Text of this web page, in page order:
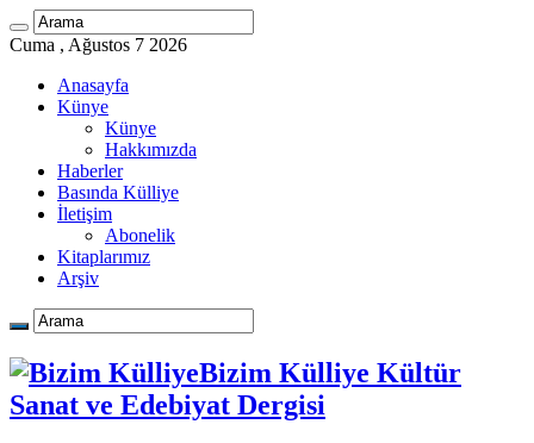
Cuma , Ağustos 7 2026
Anasayfa
Künye
Künye
Hakkımızda
Haberler
Basında Külliye
İletişim
Abonelik
Kitaplarımız
Arşiv
Bizim Külliye Kültür
Sanat ve Edebiyat Dergisi